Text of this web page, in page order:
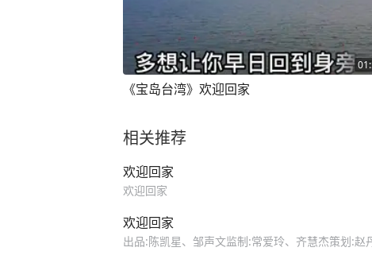
《宝岛台湾》欢迎回家
相关推荐
欢迎回家
欢迎回家
欢迎回家
出品:陈凯星、邹声文监制:常爱玲、齐慧杰策划: